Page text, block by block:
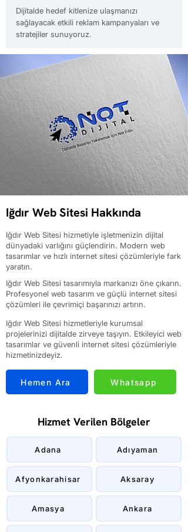
Dijitalde hedef kitlenize ulaşmanızı
sağlayacak etkili reklam kampanyaları ve
stratejiler sunuyoruz.
Iğdır Web Sitesi Hakkında
Iğdır Web Sitesi hizmetiyle işletmenizin dijital
dünyadaki varlığını güçlendirin. Modern web
tasarımlar ve hızlı internet sitesi çözümleriyle fark
yaratın.
Iğdır Web Sitesi tasarımıyla markanızı öne çıkarın.
Profesyonel web tasarım ve güçlü internet sitesi
çözümleri ile çevrimiçi başarınızı artırın.
Iğdır Web Sitesi hizmetleriyle kurumsal
projelerinizi dijitalde zirveye taşıyın. Etkileyici web
tasarımlar ve güvenli internet sitesi çözümleriyle
hizmetinizdeyiz.
Hemen Ara Whatsapp
Hizmet Verilen Bölgeler
Adana
Afyonkarahisar
Amasya
Adıyaman
Aksaray
Ankara